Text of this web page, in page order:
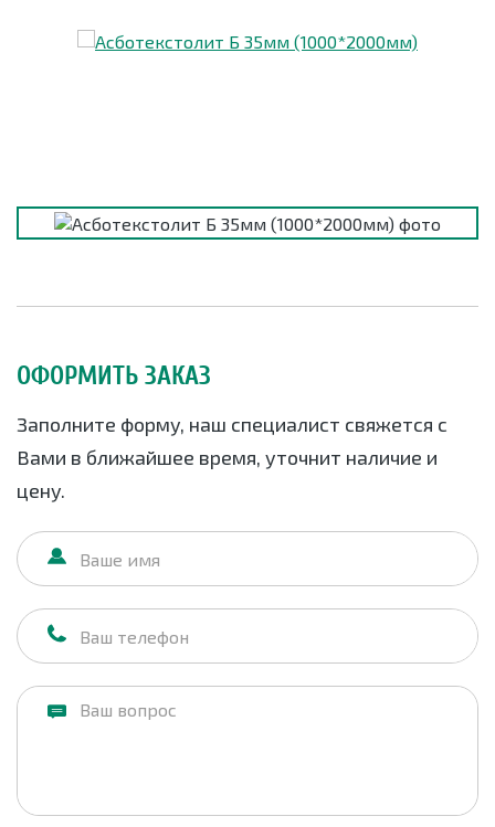
ОФОРМИТЬ ЗАКАЗ
Заполните форму, наш специалист свяжется с
Вами в ближайшее время, уточнит наличие и
цену.